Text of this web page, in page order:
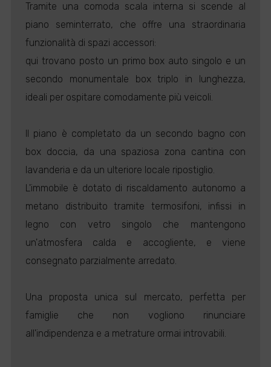
Tramite una comoda scala interna si scende al
piano seminterrato, che offre una straordinaria
funzionalità di spazi accessori:
qui trovano posto un primo box auto singolo e un
secondo monumentale box triplo in lunghezza,
ideali per ospitare comodamente più veicoli.
Il piano è completato da un secondo bagno con
box doccia, da una spaziosa zona cantina con
lavanderia e da un ulteriore locale ripostiglio.
L'immobile è dotato di riscaldamento autonomo a
metano distribuito tramite termosifoni, infissi in
legno con vetro singolo che mantengono
un'atmosfera calda e accogliente, e viene
consegnato parzialmente arredato.
Una proposta unica sul mercato, perfetta per
famiglie che non vogliono rinunciare
all'indipendenza e a metrature ormai introvabili.